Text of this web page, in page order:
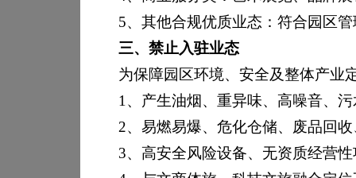
5、其他合规优质业态：符合园区
三、禁止入驻业态
为保障园区环境、安全及整体产业
1、产生油烟、重异味、高噪音、
2、易燃易爆、危化仓储、废品回
3、高安全风险设备、无资质经营
活动信息